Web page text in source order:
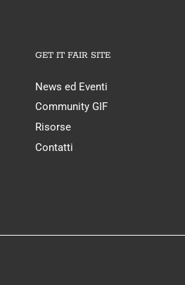
GET IT FAIR SITE
News ed Eventi
Community GIF
Risorse
Contatti